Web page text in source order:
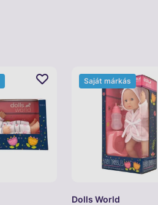
Dolls World
Saját márkás